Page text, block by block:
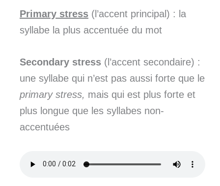
Primary stress (l’accent principal) : la
syllabe la plus accentuée du mot
Secondary stress (l’accent secondaire) :
une syllabe qui n’est pas aussi forte que le
primary stress, mais qui est plus forte et
plus longue que les syllabes non-
accentuées